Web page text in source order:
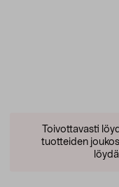
Toivottavasti
tuotteiden